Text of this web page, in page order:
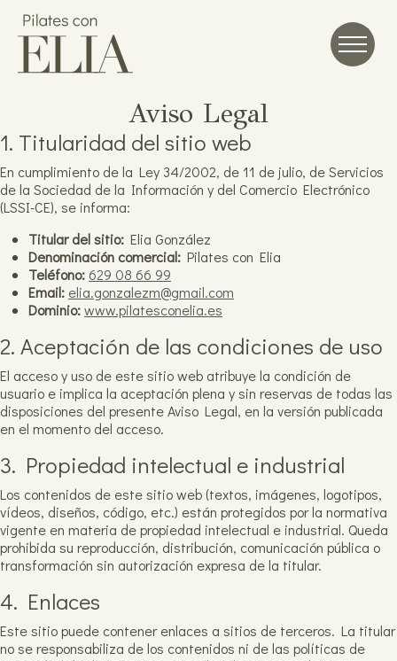
contenido
principal
Aviso Legal
1. Titularidad del sitio web
En cumplimiento de la Ley 34/2002, de 11 de julio, de Servicios
de la Sociedad de la Información y del Comercio Electrónico
(LSSI-CE), se informa:
Titular del sitio: Elia González
Denominación comercial: Pilates con Elia
Teléfono: 629 08 66 99
Email: elia.gonzalezm@gmail.com
Dominio:www.pilatesconelia.es
2. Aceptación de las condiciones de uso
El acceso y uso de este sitio web atribuye la condición de
usuario e implica la aceptación plena y sin reservas de todas las
disposiciones del presente Aviso Legal, en la versión publicada
en el momento del acceso.
3. Propiedad intelectual e industrial
Los contenidos de este sitio web (textos, imágenes, logotipos,
vídeos, diseños, código, etc.) están protegidos por la normativa
vigente en materia de propiedad intelectual e industrial. Queda
prohibida su reproducción, distribución, comunicación pública o
transformación sin autorización expresa de la titular.
4. Enlaces
Este sitio puede contener enlaces a sitios de terceros. La titular
no se responsabiliza de los contenidos ni de las políticas de